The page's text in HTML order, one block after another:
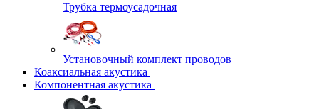
Трубка термоусадочная
Установочный комплект проводов
Коаксиальная акустика
Компонентная акустика